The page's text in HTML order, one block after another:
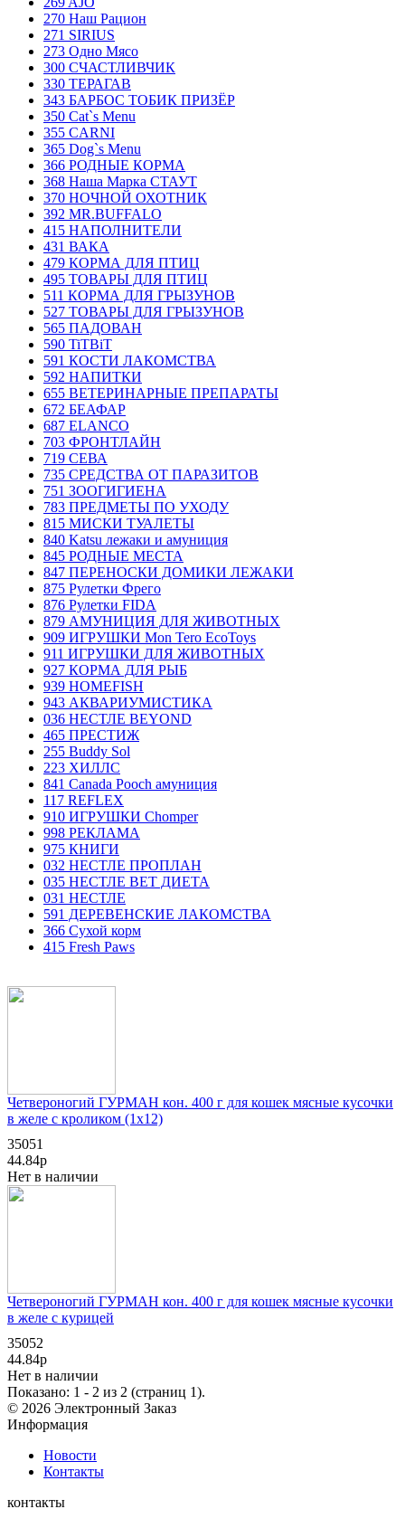
270 Наш Рацион
271 SIRIUS
273 Одно Мясо
300 СЧАСТЛИВЧИК
330 ТЕРАГАВ
343 БАРБОС ТОБИК ПРИЗЁР
350 Cat`s Menu
355 CARNI
365 Dog`s Menu
366 РОДНЫЕ КОРМА
368 Наша Марка СТАУТ
370 НОЧНОЙ ОХОТНИК
392 MR.BUFFALO
415 НАПОЛНИТЕЛИ
431 ВАКА
479 КОРМА ДЛЯ ПТИЦ
495 ТОВАРЫ ДЛЯ ПТИЦ
511 КОРМА ДЛЯ ГРЫЗУНОВ
527 ТОВАРЫ ДЛЯ ГРЫЗУНОВ
565 ПАДОВАН
590 TiTBiT
591 КОСТИ ЛАКОМСТВА
592 НАПИТКИ
655 ВЕТЕРИНАРНЫЕ ПРЕПАРАТЫ
672 БЕАФАР
687 ELANCO
703 ФРОНТЛАЙН
719 СЕВА
735 СРЕДСТВА ОТ ПАРАЗИТОВ
751 ЗООГИГИЕНА
783 ПРЕДМЕТЫ ПО УХОДУ
815 МИСКИ ТУАЛЕТЫ
840 Katsu лежаки и амуниция
845 РОДНЫЕ МЕСТА
847 ПЕРЕНОСКИ ДОМИКИ ЛЕЖАКИ
875 Рулетки Фрего
876 Рулетки FIDA
879 АМУНИЦИЯ ДЛЯ ЖИВОТНЫХ
909 ИГРУШКИ Mon Tero EcoToys
911 ИГРУШКИ ДЛЯ ЖИВОТНЫХ
927 КОРМА ДЛЯ РЫБ
939 HOMEFISH
943 АКВАРИУМИСТИКА
036 НЕСТЛЕ BEYOND
465 ПРЕСТИЖ
255 Buddy Sol
223 ХИЛЛC
841 Canada Poоch амуниция
117 REFLEX
910 ИГРУШКИ Chomper
998 РЕКЛАМА
975 КНИГИ
032 НЕСТЛЕ ПРОПЛАН
035 НЕСТЛЕ ВЕТ ДИЕТА
031 НЕСТЛЕ
591 ДЕРЕВЕНСКИЕ ЛАКОМСТВА
366 Сухой корм
415 Fresh Paws
Четвероногий ГУРМАН кон. 400 г для кошек мясные кусочки
в желе с кроликом (1x12)
35051
44.84р
Нет в наличии
Четвероногий ГУРМАН кон. 400 г для кошек мясные кусочки
в желе с курицей
35052
44.84р
Нет в наличии
Показано: 1 - 2 из 2 (страниц 1).
© 2026 Электронный Заказ
Информация
Новости
Контакты
контакты